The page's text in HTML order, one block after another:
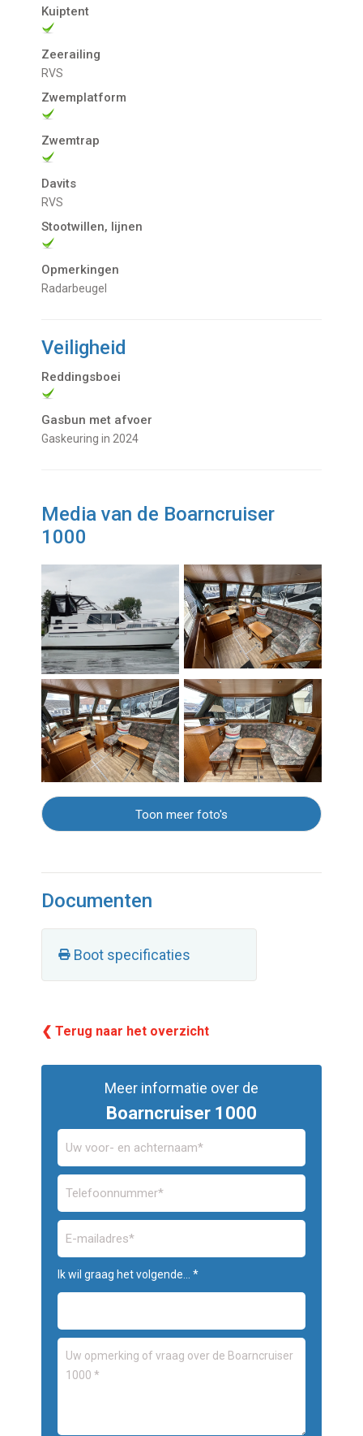
Kuiptent
Zeerailing
RVS
Zwemplatform
Zwemtrap
Davits
RVS
Stootwillen, lijnen
Opmerkingen
Radarbeugel
Veiligheid
Reddingsboei
Gasbun met afvoer
gaskeuring in 2024
Media van de Boarncruiser
1000
Toon meer foto's
Documenten
Boot specificaties
❮ Terug naar het overzicht
Meer informatie over de
Boarncruiser 1000
Ik wil graag het volgende... *